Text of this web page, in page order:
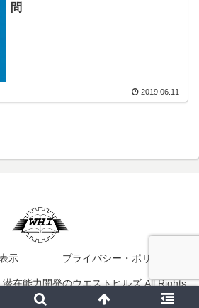
問
2019.06.11
示 プライバシー・ポリシー
在能力開発のウエストヒルズ All Rights
Reserved.